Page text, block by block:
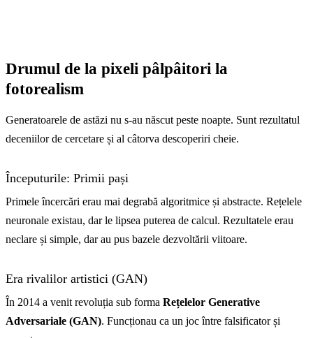
Drumul de la pixeli pâlpâitori la
fotorealism
Generatoarele de astăzi nu s-au născut peste noapte. Sunt rezultatul
deceniilor de cercetare și al câtorva descoperiri cheie.
Începuturile: Primii pași
Primele încercări erau mai degrabă algoritmice și abstracte. Rețelele
neuronale existau, dar le lipsea puterea de calcul. Rezultatele erau
neclare și simple, dar au pus bazele dezvoltării viitoare.
Era rivalilor artistici (GAN)
În 2014 a venit revoluția sub forma Rețelelor Generative
Adversariale (GAN). Funcționau ca un joc între falsificator și